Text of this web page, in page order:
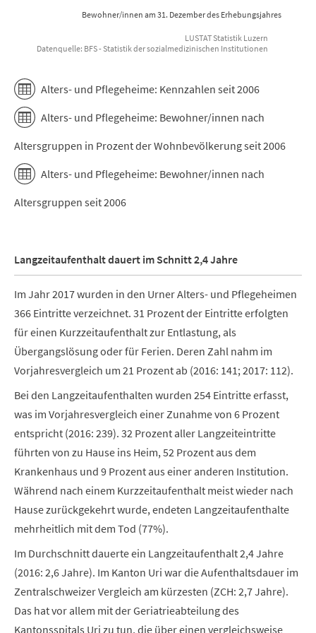
Bewohner/innen am 31. Dezember des Erhebungsjahres
LUSTAT Statistik Luzern
Datenquelle: BFS - Statistik der sozialmedizinischen Institutionen
Alters- und Pflegeheime: Kennzahlen seit 2006
Alters- und Pflegeheime: Bewohner/innen nach
Altersgruppen in Prozent der Wohnbevölkerung seit 2006
Alters- und Pflegeheime: Bewohner/innen nach
Altersgruppen seit 2006
Langzeitaufenthalt dauert im Schnitt 2,4 Jahre
Im Jahr 2017 wurden in den Urner Alters- und Pflegeheimen
366 Eintritte verzeichnet. 31 Prozent der Eintritte erfolgten
für einen Kurzzeitaufenthalt zur Entlastung, als
Übergangslösung oder für Ferien. Deren Zahl nahm im
Vorjahresvergleich um 21 Prozent ab (2016: 141; 2017: 112).
Bei den Langzeitaufenthalten wurden 254 Eintritte erfasst,
was im Vorjahresvergleich einer Zunahme von 6 Prozent
entspricht (2016: 239). 32 Prozent aller Langzeiteintritte
führten von zu Hause ins Heim, 52 Prozent aus dem
Krankenhaus und 9 Prozent aus einer anderen Institution.
Während nach einem Kurzzeitaufenthalt meist wieder nach
Hause zurückgekehrt wurde, endeten Langzeitaufenthalte
mehrheitlich mit dem Tod (77%).
Im Durchschnitt dauerte ein Langzeitaufenthalt 2,4 Jahre
(2016: 2,6 Jahre). Im Kanton Uri war die Aufenthaltsdauer im
Zentralschweizer Vergleich am kürzesten (ZCH: 2,7 Jahre).
Das hat vor allem mit der Geriatrieabteilung des
Kantonsspitals Uri zu tun, die über einen vergleichsweise